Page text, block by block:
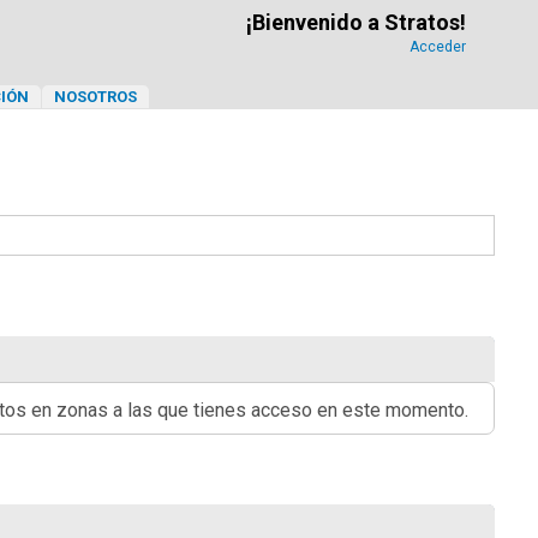
¡Bienvenido a Stratos!
Acceder
NOSOTROS
en zonas a las que tienes acceso en este momento.